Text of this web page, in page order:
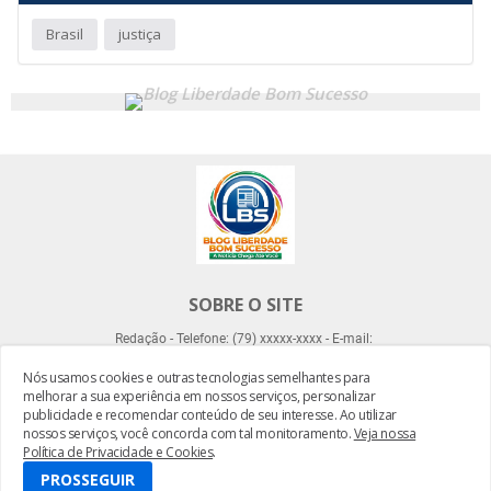
Brasil justiça
SOBRE O SITE
Redação - Telefone: (79) xxxxx-xxxx - E-mail:
Desenvolvido por -
Nós usamos cookies e outras tecnologias semelhantes para
melhorar a sua experiência em nossos serviços, personalizar
publicidade e recomendar conteúdo de seu interesse. Ao utilizar
nossos serviços, você concorda com tal monitoramento.Veja nossa
Política de Privacidade e Cookies.
PROSSEGUIR